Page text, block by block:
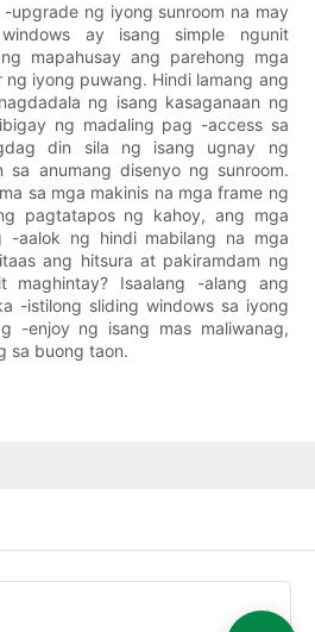
upgrade ng iyong sunroom na may
ay isang simple ngunit
mapahusay ang parehong mga
iyong puwang. Hindi lamang ang
ng isang kasaganaan ng
ng madaling pag -access sa
din sila ng isang ugnay ng
sa anumang disenyo ng sunroom.
sa mga makinis na mga frame ng
pagtatapos ng kahoy, ang mga
-aalok ng hindi mabilang na mga
ang hitsura at pakiramdam ng
maghintay? Isaalang -alang ang
-istilong sliding windows sa iyong
-enjoy ng isang mas maliwanag,
sa buong taon.